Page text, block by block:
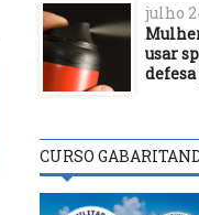
POLÍTICA
julho
usar
CURSO